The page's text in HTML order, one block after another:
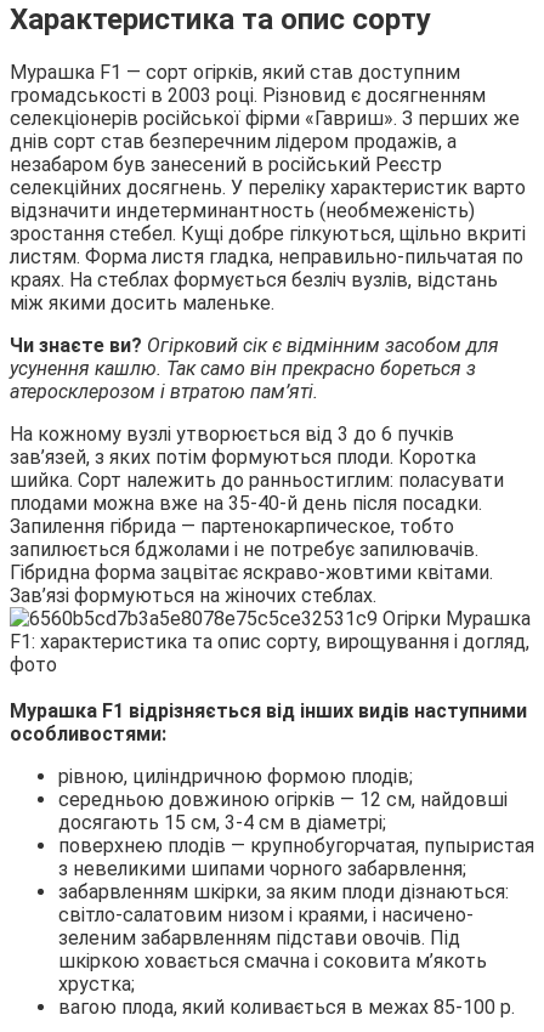
Характеристика та опис сорту
Мурашка F1 — сорт огірків, який став доступним
громадськості в 2003 році. Різновид є досягненням
селекціонерів російської фірми «Гавриш». З перших же
днів сорт став безперечним лідером продажів, а
незабаром був занесений в російський Реєстр
селекційних досягнень. У переліку характеристик варто
відзначити индетерминантность (необмеженість)
зростання стебел. Кущі добре гілкуються, щільно вкриті
листям. Форма листя гладка, неправильно-пильчатая по
краях. На стеблах формується безліч вузлів, відстань
між якими досить маленьке.
Чи знаєте ви? Огірковий сік є відмінним засобом для
усунення кашлю. Так само він прекрасно бореться з
атеросклерозом і втратою пам’яті.
На кожному вузлі утворюється від 3 до 6 пучків
зав’язей, з яких потім формуються плоди. Коротка
шийка. Сорт належить до ранньостиглим: поласувати
плодами можна вже на 35-40-й день після посадки.
Запилення гібрида — партенокарпическое, тобто
запилюється бджолами і не потребує запилювачів.
Гібридна форма зацвітає яскраво-жовтими квітами.
Зав’язі формуються на жіночих стеблах.
Мурашка F1 відрізняється від інших видів наступними
особливостями:
рівною, циліндричною формою плодів;
середньою довжиною огірків — 12 см, найдовші
досягають 15 см, 3-4 см в діаметрі;
поверхнею плодів — крупнобугорчатая, пупыристая
з невеликими шипами чорного забарвлення;
забарвленням шкірки, за яким плоди дізнаються:
світло-салатовим низом і краями, і насичено-
зеленим забарвленням підстави овочів. Під
шкіркою ховається смачна і соковита м’якоть
хрустка;
вагою плода, який коливається в межах 85-100 р.